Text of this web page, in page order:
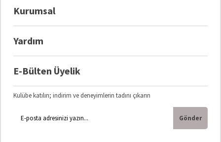
Kurumsal
Yardım
E-Bülten Üyelik
Kulübe katılın; indirim ve deneyimlerin tadını çıkarın
Gönder